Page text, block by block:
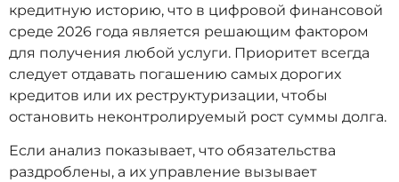
кредитную историю, что в цифровой финансовой
среде 2026 года является решающим фактором
для получения любой услуги. Приоритет всегда
следует отдавать погашению самых дорогих
кредитов или их реструктуризации, чтобы
остановить неконтролируемый рост суммы долга.
Если анализ показывает, что обязательства
раздроблены, а их управление вызывает